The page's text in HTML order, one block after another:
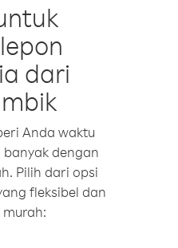
dari
Anda waktu
dengan
Pilih dari opsi
fleksibel dan